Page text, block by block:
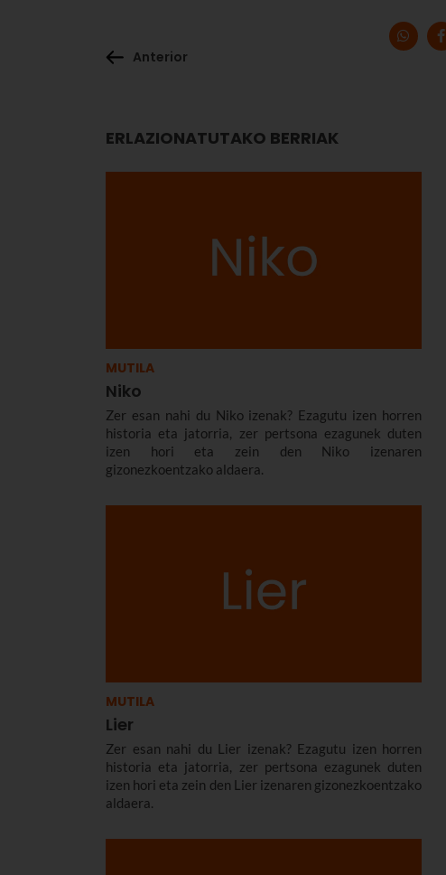
Anterior
ERLAZIONATUTAKO BERRIAK
MUTILA
Niko
Zer esan nahi du Niko izenak? Ezagutu izen horren
historia eta jatorria, zer pertsona ezagunek duten
izen hori eta zein den Niko izenaren
gizonezkoentzako aldaera.
MUTILA
Lier
Zer esan nahi du Lier izenak? Ezagutu izen horren
historia eta jatorria, zer pertsona ezagunek duten
izen hori eta zein den Lier izenaren gizonezkoentzako
aldaera.